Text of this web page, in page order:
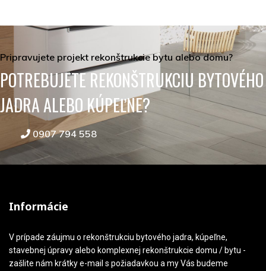
Pripravujete projekt rekonštrukcie bytu alebo domu?
POTREBUJETE REKONŠTRUKCIU BYTOVÉHO
JADRA ALEBO KÚPEĽNE?
0907 794 558
Informácie
V prípade záujmu o rekonštrukciu bytového jadra, kúpeľne,
stavebnej úpravy alebo komplexnej rekonštrukcie domu / bytu -
zašlite nám krátky e-mail s požiadavkou a my Vás budeme